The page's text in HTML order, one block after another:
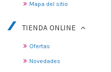
Mapa del sitio
TIENDA ONLINE
Ofertas
Novedades